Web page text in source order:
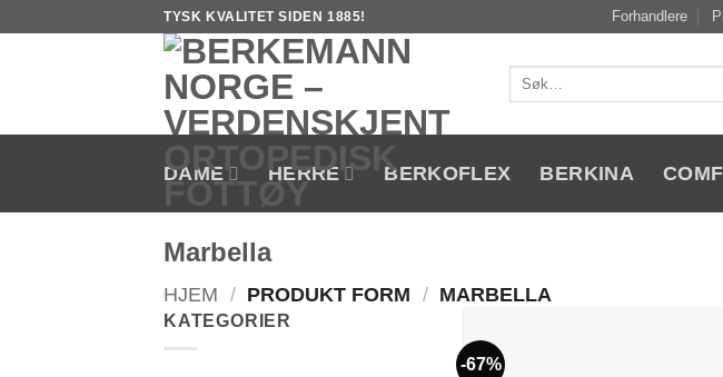
TYSK KVALITET SIDEN 1885! Forhandlere
Søk
DAME HERRE BERKOFLEX BERKINA
Marbella
HJEM / PRODUKT FORM / MARBELLA
KATEGORIER
-67%